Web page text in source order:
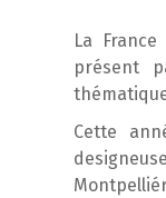
La
présent
thématique
Cette